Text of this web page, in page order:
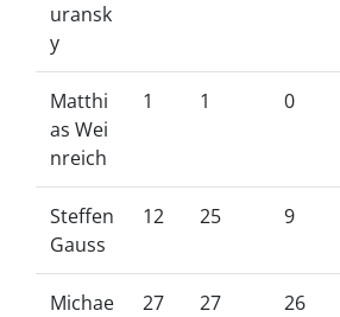
uransk
y
Matthi
as Wei
nreich
1 1 0
Steffen
Gauss
12 25 9
Michae
27 27 26